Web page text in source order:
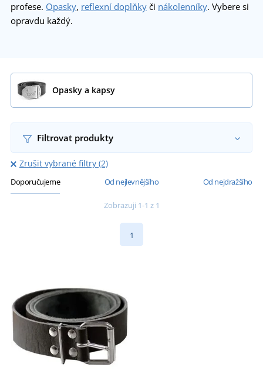
profese. Opasky, reflexní doplňky či nákolenníky. Vybere si
opravdu každý.
Opasky a kapsy
Filtrovat produkty
Zrušit vybrané filtry (2)
Doporučujeme Od nejlevnějšího Od nejdražšího
Zobrazuji 1-1 z 1
1